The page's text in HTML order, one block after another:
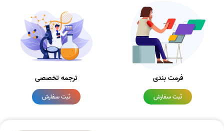
فرمت بندی
ثبت سفارش
ترجمه تخصصی
ثبت سفارش